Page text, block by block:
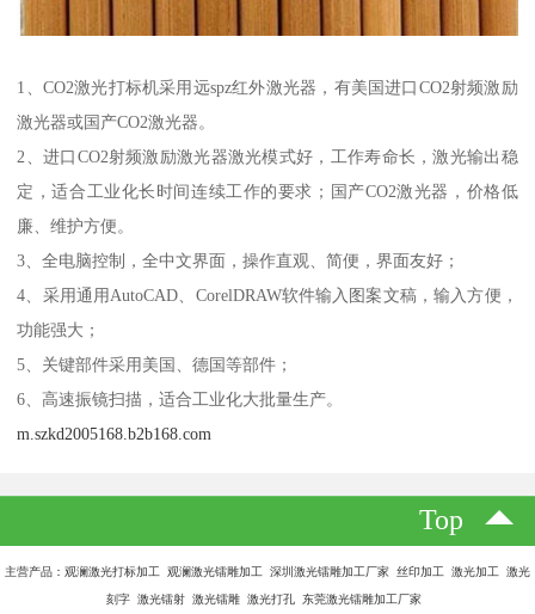
1、CO2激光打标机采用远spz红外激光器，有美国进口CO2射频激励
激光器或国产CO2激光器。
2、进口CO2射频激励激光器激光模式好，工作寿命长，激光输出稳
定，适合工业化长时间连续工作的要求；国产CO2激光器，价格低
廉、维护方便。
3、全电脑控制，全中文界面，操作直观、简便，界面友好；
4、采用通用AutoCAD、CorelDRAW软件输入图案文稿，输入方便，
功能强大；
5、关键部件采用美国、德国等部件；
6、高速振镜扫描，适合工业化大批量生产。
m.szkd2005168.b2b168.com
Top
主营产品：观澜激光打标加工 观澜激光镭雕加工 深圳激光镭雕加工厂家 丝印加工 激光加工 激光
刻字 激光镭射 激光镭雕 激光打孔 东莞激光镭雕加工厂家